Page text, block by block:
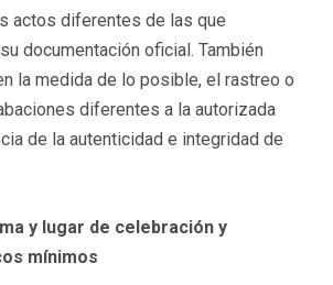
actos diferentes de las que
documentación oficial. También
la medida de lo posible, el rastreo o
diferentes a la autorizada
de la autenticidad e integridad de
y lugar de celebración y
mínimos